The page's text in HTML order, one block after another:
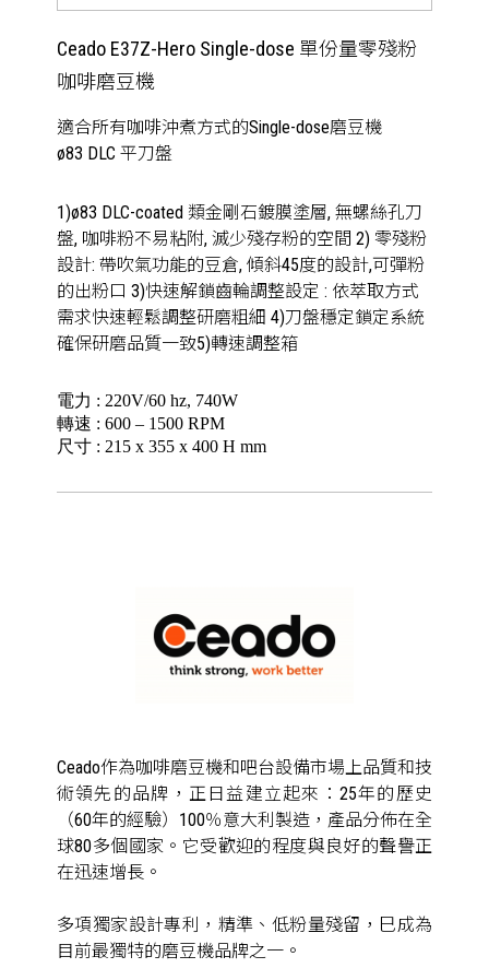
Ceado E37Z-Hero Single-dose 單份量零殘粉
咖啡磨豆機
適合所有咖啡沖煮方式的Single-dose磨豆機
ø83 DLC 平刀盤
1)ø83 DLC-coated 類金剛石鍍膜塗層, 無螺絲孔刀
盤, 咖啡粉不易粘附, 滅少殘存粉的空間 2) 零殘粉
設計: 帶吹氣功能的豆倉, 傾斜45度的設計,可彈粉
的出粉口 3)快速解鎖齒輪調整設定 : 依萃取方式
需求快速輕鬆調整研磨粗細 4)刀盤穩定鎖定系統
確保研磨品質一致5)轉速調整箱
電力 : 220V/60 hz, 740W
轉速 : 600 – 1500 RPM
尺寸 : 215 x 355 x 400 H mm
Ceado作為咖啡磨豆機和吧台設備市場上品質和技
術領先的品牌，正日益建立起來：25年的歷史
（60年的經驗）100％意大利製造，產品分佈在全
球80多個國家。它受歡迎的程度與良好的聲譽正
在迅速增長。
多項獨家設計專利，精準、低粉量殘留，巳成為
目前最獨特的磨豆機品牌之一。